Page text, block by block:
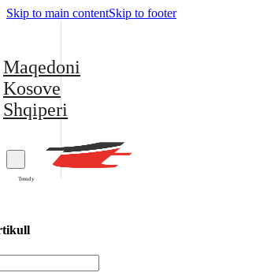
Skip to main contentSkip to footer
Maqedoni
Kosove
Shqiperi
Trendy